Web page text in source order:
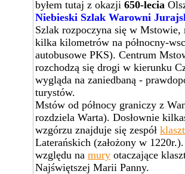
byłem tutaj z okazji 650-lecia
Niebieski Szlak Warowni
Szlak rozpoczyna się w
kilka kilometrów na północny-
autobusowe PKS). Centrum
rozchodzą się drogi w kierunku
wygląda na zaniedbaną -
turystów.
Mstów od północy graniczy z
rozdziela Warta). Dosłownie
wzgórzu znajduje się zespół
Laterańskich (założony w
względu na mury otaczające
Najświętszej Marii Panny.